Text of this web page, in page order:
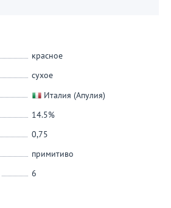
красное
сухое
Италия (Апулия)
14.5%
0,75
примитиво
6